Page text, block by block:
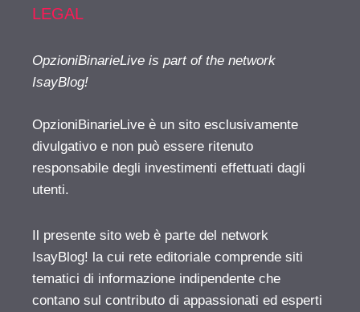
LEGAL
OpzioniBinarieLive is part of the network
IsayBlog!
OpzioniBinarieLive è un sito esclusivamente
divulgativo e non può essere ritenuto
responsabile degli investimenti effettuati dagli
utenti.
Il presente sito web è parte del network
IsayBlog! la cui rete editoriale comprende siti
tematici di informazione indipendente che
contano sul contributo di appassionati ed esperti